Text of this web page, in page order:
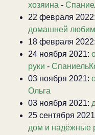
хозяина -
22 февраля 2022:
домашней
18 февраля 2022:
24 ноября 2021:
руки -
03 ноября 2021:
Ольга
03 ноября 2021:
25 сентября
дом и надёжные